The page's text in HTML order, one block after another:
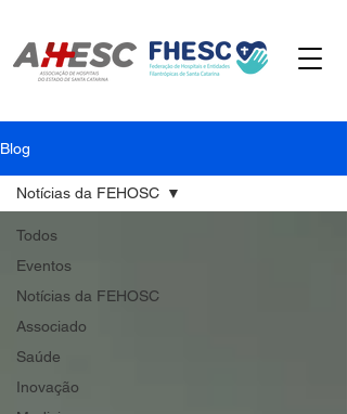
Blog
Todos
Eventos
Notícias da FEHOSC
Associado
Saúde
Inovação
Notícias da FEHOSC